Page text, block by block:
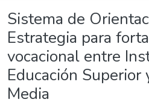
Sistema de
Estrategia para
vocacional entre
Educación Superior
Media